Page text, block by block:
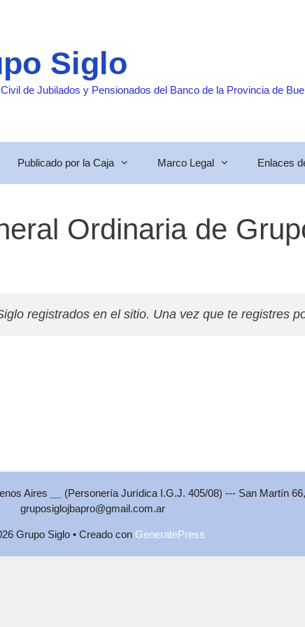
Siglo
de Jubilados y Pensionados del Banco de la Provincia de
Publicado por la Caja Marco Legal Enlaces
Ordinaria de
registrados en el sitio. Una vez que te registres
Aires
(Personería Jurídica I.G.J. 405/08) --- San Martín
gruposiglojbapro@gmail.com.ar
Grupo Siglo• Creado con GeneratePress